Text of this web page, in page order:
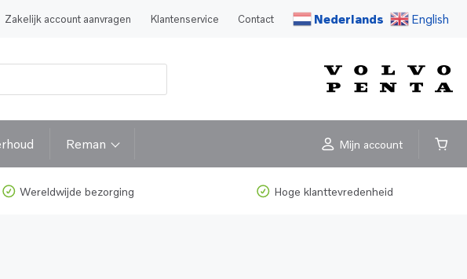
Zakelijk account aanvragen Klantenservice Contact Nederlands English
Reman Mijn account
Wereldwijde bezorging Hoge klanttevredenheid